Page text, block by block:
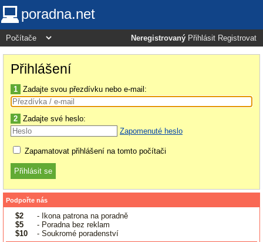
poradna.net
Neregistrovaný Přihlásit Registrovat
Přihlášení
1 Zadajte svou přezdívku nebo e-mail:
2 Zadajte své heslo:
Zapomenuté heslo
Zapamatovat přihlášení na tomto počítači
Podpořte nás
$2
- Ikona patrona na poradně
$5
- Poradna bez reklam
$10
- Soukromé poradenství